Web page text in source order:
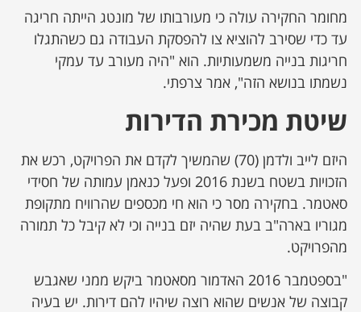
מחומר החקירה עולה כי מעורבותו של מונטג הייתה חריגה
עד כדי שסירב להוציא צו להפסקת העבודה גם כשהתגלו
חריגות בנייה משמעותיות. הוא "היה מעורב עד עמקי
נשמתו בנושא הזה", אמר צרפתי.
שיטת מכירת הדירות
היזם לייב ולדמן (70) שהמשיך לקדם את הפרויקט, רכש את
הזכויות בשטח בשנת 2016 ופעל כנאמן עמותה של חסידי
סאטמר. בחקירה מסר כי הוא חי מכספים שהרוויח מתקופת
מגוריו בארה"ב בעת שהיה יזם בנייה וכי לא קיבל כל תמורה
מהפרויקט.
"בספטמבר 2016 האדמור מסאטמר ביקש ממני שאגבש
קבוצה של אנשים שהוא רוצה שיהיו להם דירות. יש בעיה